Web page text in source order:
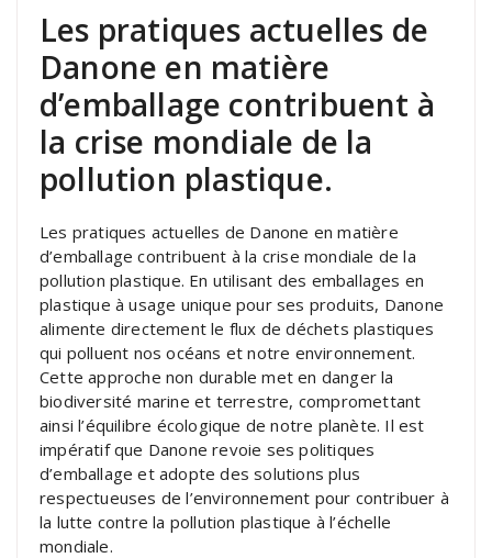
Les pratiques actuelles de
Danone en matière
d’emballage contribuent à
la crise mondiale de la
pollution plastique.
Les pratiques actuelles de Danone en matière
d’emballage contribuent à la crise mondiale de la
pollution plastique. En utilisant des emballages en
plastique à usage unique pour ses produits, Danone
alimente directement le flux de déchets plastiques
qui polluent nos océans et notre environnement.
Cette approche non durable met en danger la
biodiversité marine et terrestre, compromettant
ainsi l’équilibre écologique de notre planète. Il est
impératif que Danone revoie ses politiques
d’emballage et adopte des solutions plus
respectueuses de l’environnement pour contribuer à
la lutte contre la pollution plastique à l’échelle
mondiale.